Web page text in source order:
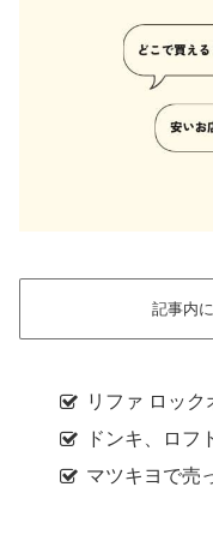
記事内
リファ ロック
ドンキ、ロフ
マツキヨで売